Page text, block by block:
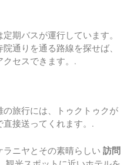
期バスが運行しています。
通りを通る路線を探せば、
セスできます。.
旅行には、トゥクトゥクが
接送ってくれます。.
ニヤとその素晴らしい 訪問